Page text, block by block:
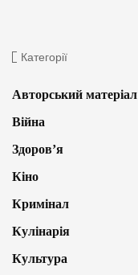
Категорії
Авторський матеріал
Війна
Здоров’я
Кіно
Кримінал
Кулінарія
Культура